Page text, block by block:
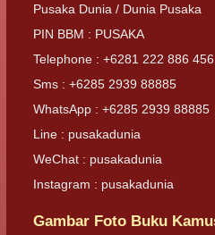
Pusaka Dunia / Dunia Pusaka
PIN BBM : PUSAKA
Telephone : +6281 222 886 456
Sms : +6285 2939 88885
WhatsApp : +6285 2939 88885
Line : pusakadunia
WeChat : pusakadunia
Instagram : pusakadunia
Gambar Foto Buku